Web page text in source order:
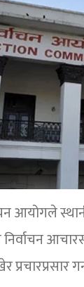
आयोगले
निर्वाचन
प्रचारप्रसार